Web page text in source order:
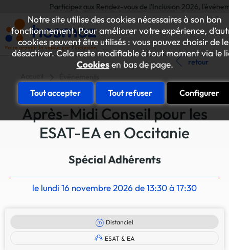
Notre site utilise des cookies nécessaires à son bon
fonctionnement. Pour améliorer votre expérience,
cookies peuvent être utilisés : vous pouvez choisir de
désactiver. Cela reste modifiable à tout moment via le
Cookiesen bas de page.
Tout accepter Tout refuser Configurer
Participez aux Rendez-vous de l'Inclusion 2026,
retour
Après-Midi Conseil pour les
ESAT-EA en Occitanie
Spécial Adhérents
le lundi 16 novembre 2026 de 13:30 à 17:30
Distanciel
ESAT & EA